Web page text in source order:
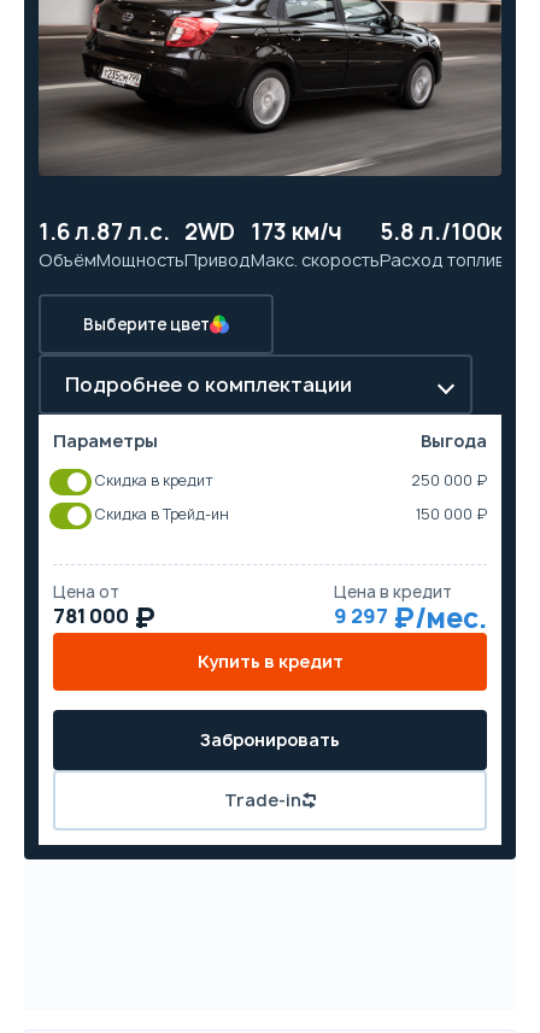
1.6 л.
Объём
87 л.с.
Мощность
2WD
Привод
173 км/ч
Макс. скорость
5.8 л./100км
Расход топлива
Выберите цвет
Подробнее о комплектации
Параметры Выгода
Скидка в кредит
250 000 ₽
Скидка в Трейд-ин
150 000 ₽
Цена от
781 000
Цена в кредит
9 297
Купить в кредит
Trade-in
Забронировать